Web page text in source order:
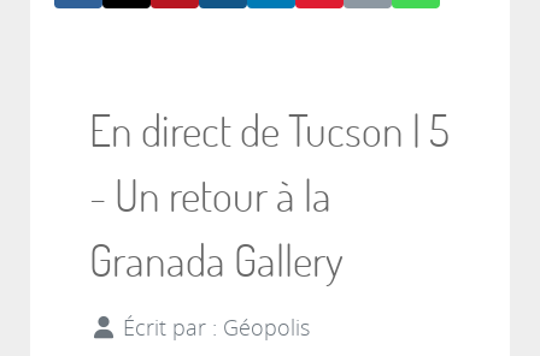
En direct de Tucson | 5
- Un retour à la
Granada Gallery
Écrit par : Géopolis